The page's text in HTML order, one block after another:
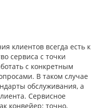
клиентов всегда есть к
сервиса с точки
с конкретным
В таком случае
обслуживания, а
Сервисное
конвейер: точно,